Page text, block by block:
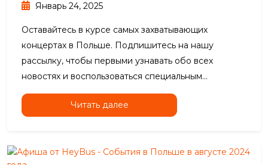
Январь 24, 2025
Оставайтесь в курсе самых захватывающих
концертах в Польше. Подпишитесь на нашу
рассылку, чтобы первыми узнавать обо всех
новостях и воспользоваться специальным...
Читать далее